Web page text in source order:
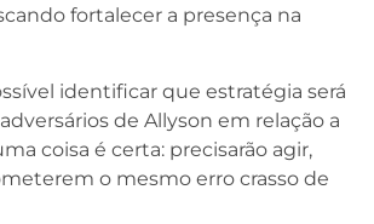
fortalecer a presença na
identificar que estratégia será
de Allyson em relação a
coisa é certa: precisarão agir,
o mesmo erro crasso de